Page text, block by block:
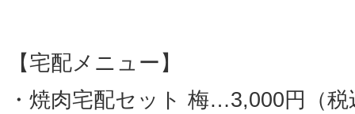
【宅配メニュー】
・焼肉宅配セット 梅…3,000円（税